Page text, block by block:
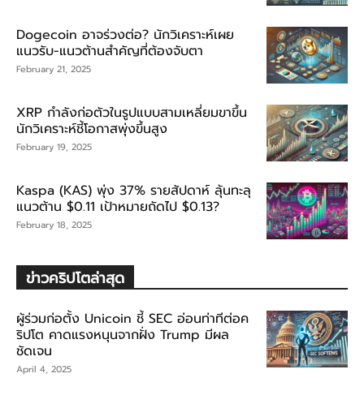
Dogecoin อาจร่วงต่อ? นักวิเคราะห์เผย
แนวรับ-แนวต้านสำคัญที่ต้องจับตา
February 21, 2025
XRP กำลังก่อตัวในรูปแบบสามเหลี่ยมขาขึ้น
นักวิเคราะห์ชี้โอกาสพุ่งขึ้นสูง
February 19, 2025
Kaspa (KAS) พุ่ง 37% รายสัปดาห์ ลุ้นทะลุ
แนวต้าน $0.11 เป้าหมายถัดไป $0.13?
February 18, 2025
ข่าวคริปโตล่าสุด
ผู้ร่วมก่อตั้ง Unicoin ชี้ SEC อ่อนท่าทีต่อค
ริปโต คาดแรงหนุนจากฝั่ง Trump มีผล
ชัดเจน
April 4, 2025